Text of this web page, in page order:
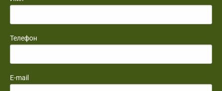
Телефон
E-mail